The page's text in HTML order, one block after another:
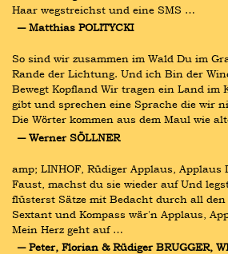
Haar wegstreichst und eine SMS …
― Matthias POLITYCKI
So sind wir zusammen im Wald Du im
Rande der Lichtung. Und ich Bin der
Bewegt Kopfland Wir tragen ein Land im
gibt und sprechen eine Sprache die wir
Die Wörter kommen aus dem Maul wie
― Werner SÖLLNER
amp; LINHOF, Rüdiger Applaus, Applaus
Faust, machst du sie wieder auf Und
flüsterst Sätze mit Bedacht durch all
Sextant und Kompass wär'n Applaus,
Mein Herz geht auf …
― Peter, Florian & Rüdiger BRUGGER,